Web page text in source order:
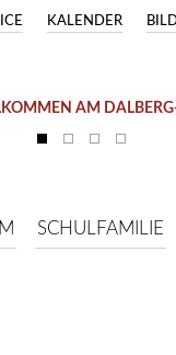
KALENDER
AM
SCHULFAMILIE